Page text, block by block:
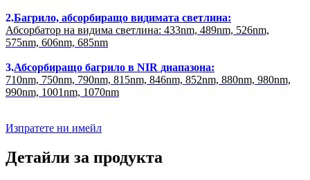
2.Багрило, абсорбиращо видимата светлина:
Абсорбатор на видима светлина: 433nm, 489nm, 526nm,
575nm, 606nm, 685nm
3.Абсорбиращо багрило в NIR диапазона:
710nm, 750nm, 790nm, 815nm, 846nm, 852nm, 880nm, 980nm,
990nm, 1001nm, 1070nm
Изпратете ни имейл
Детайли за продукта